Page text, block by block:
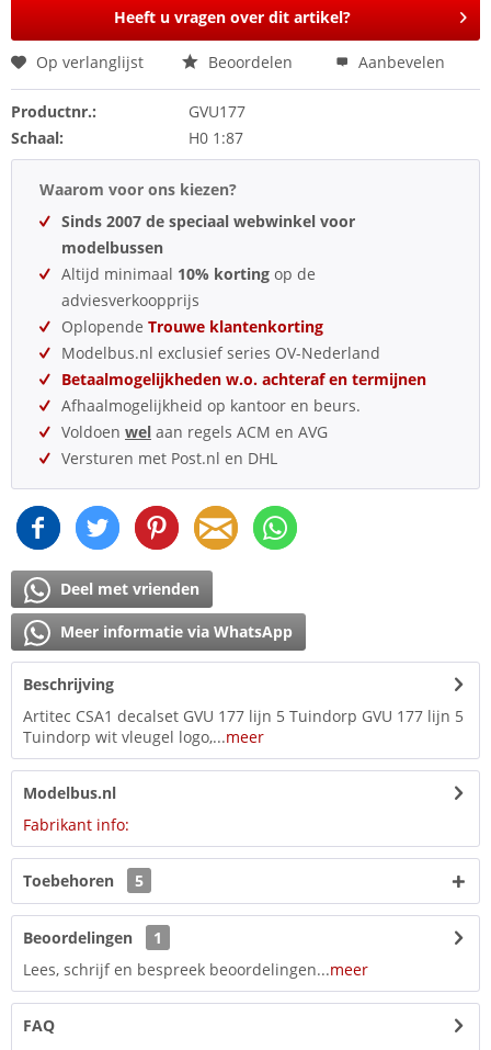
Heeft u vragen over dit artikel?
Op verlanglijst Beoordelen Aanbevelen
Productnr.:
GVU177
Schaal:
H0 1:87
Waarom voor ons kiezen?
Sinds 2007 de speciaal webwinkel voor
modelbussen
Altijd minimaal 10% korting op de
adviesverkoopprijs
Oplopende Trouwe klantenkorting
Modelbus.nl exclusief series OV-Nederland
Betaalmogelijkheden w.o. achteraf en termijnen
Afhaalmogelijkheid op kantoor en beurs.
Voldoen wel aan regels ACM en AVG
Versturen met Post.nl en DHL
Deel met vrienden
Meer informatie via WhatsApp
Beschrijving
Artitec CSA1 decalset GVU 177 lijn 5 Tuindorp GVU 177 lijn 5
Tuindorp wit vleugel logo,...meer
Modelbus.nl
Fabrikant info:
Toebehoren 5
Beoordelingen
1
Lees, schrijf en bespreek beoordelingen...meer
FAQ